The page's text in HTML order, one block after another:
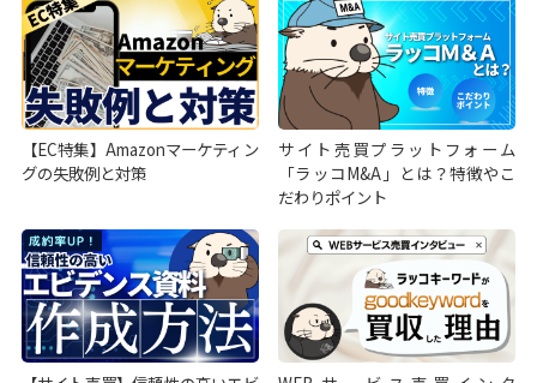
【EC特集】Amazonマーケティン
グの失敗例と対策
サイト売買プラットフォーム
「ラッコM&A」とは？特徴やこ
だわりポイント